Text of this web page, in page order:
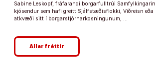
Sabine Leskopf, fráfarandi borgarfulltrúi
kjósendur sem hafi greitt Sjálfstæðisflokki, Viðreisn
atkvæði sitt í borgarstjórnarkosningunum, …
Allar fréttir